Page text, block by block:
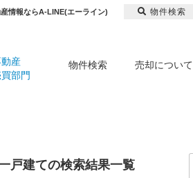
情報ならA-LINE(エーライン)
産
部門
物件検索 売却について
戸建ての検索結果一覧
物件検索